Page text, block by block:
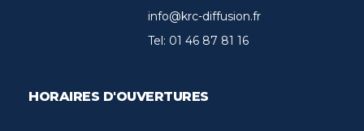
info@krc-diffusion.fr
Tel: 01 46 87 81 16
HORAIRES D'OUVERTURES